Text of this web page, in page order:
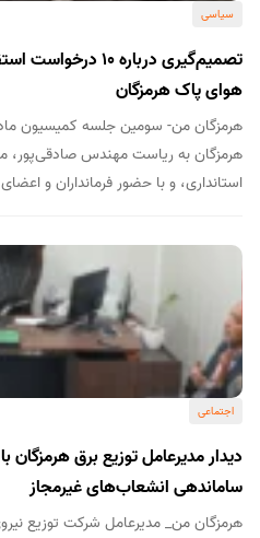
سیاسی
هوای پاک هرمزگان
هرمزگان به ریاست مهندس صادقی‌پور،
استانداری، و با حضور فرمانداران و
اجتماعی
دیدار مدیرعامل توزیع برق هرمزگان
ساماندهی انشعاب‌های غیرمجاز
هرمزگان من_ مدیرعامل شرکت توزیع